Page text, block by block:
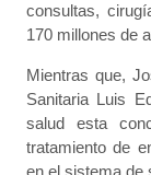
consultas,
170 millones de
Mientras que,
Sanitaria Luis
salud esta
tratamiento de
en el sistema de